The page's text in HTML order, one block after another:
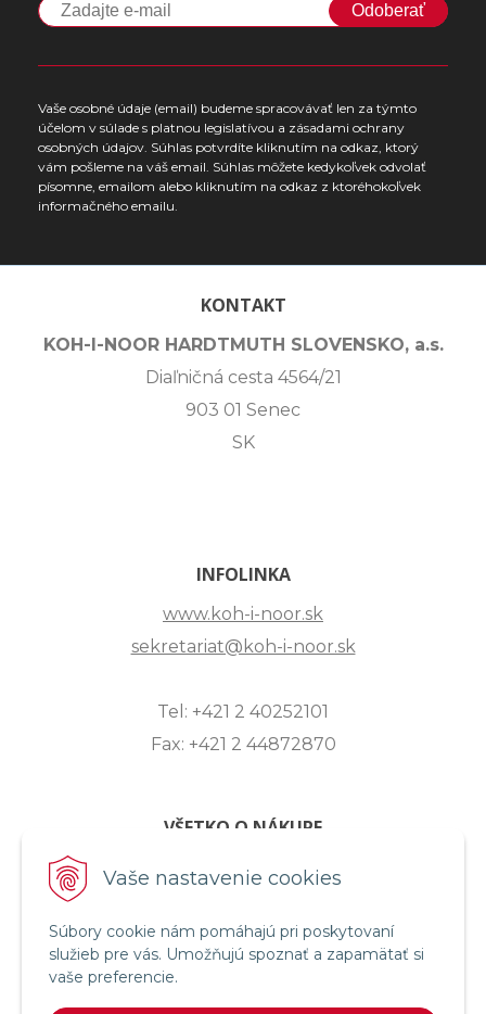
Vaše nastavenie cookies
Súbory cookie nám pomáhajú pri poskytovaní
služieb pre vás. Umožňujú spoznať a zapamätať si
vaše preferencie.
Odoberať
Vaše osobné údaje (email) budeme spracovávať len za týmto
účelom v súlade s platnou legislatívou a zásadami ochrany
osobných údajov. Súhlas potvrdíte kliknutím na odkaz, ktorý
vám pošleme na váš email. Súhlas môžete kedykoľvek odvolať
písomne, emailom alebo kliknutím na odkaz z ktoréhokoľvek
informačného emailu.
KONTAKT
KOH-I-NOOR HARDTMUTH SLOVENSKO, a.s.
Diaľničná cesta 4564/21
903 01 Senec
SK
INFOLINKA
www.koh-i-noor.sk
sekretariat@koh-i-noor.sk
Tel: +421 2 40252101
Fax: +421 2 44872870
VŠETKO O NÁKUPE
ZASLANIE OTÁZKY
OBCHODNÉ PODMIENKY
REKLAMAČNÝ PORIADOK